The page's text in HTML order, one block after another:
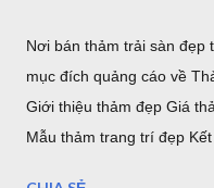
Nơi bán thảm trải sàn đẹp
mục đích quảng cáo về
Giới thiệu thảm đẹp Giá
Mẫu thảm trang trí đẹp